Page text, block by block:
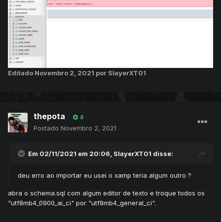
Editado Novembro 2, 2021 por SlayerXT01
thepota 8
Postado Novembro 2, 2021
Em 02/11/2021 em 20:06, SlayerXT01 disse:
deu erro ao importar eu usei o xamp teria algum outro ?
abra o schema.sql com algum editor de texto e troque todos os
"utf8mb4_0900_ai_ci" por "utf8mb4_general_ci".